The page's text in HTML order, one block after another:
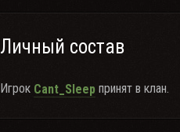
Личный состав
Игрок Cant_Sleep принят в клан.